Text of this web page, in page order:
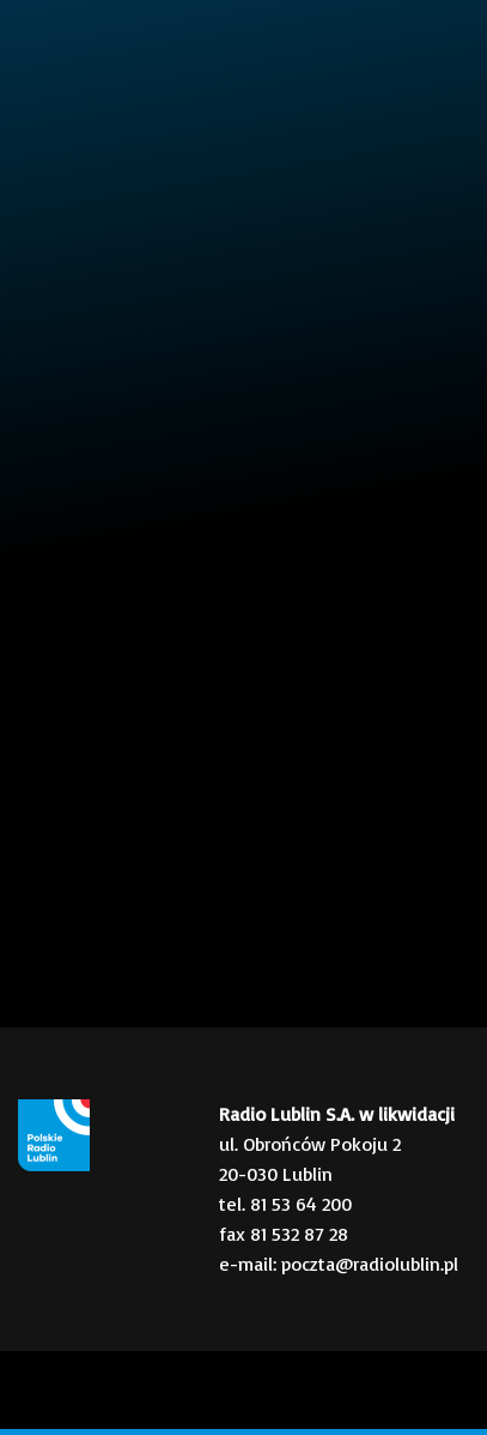
Radio Lublin S.A. w likwidacji
ul. Obrońców Pokoju 2
20-030 Lublin
tel. 81 53 64 200
fax 81 532 87 28
e-mail: poczta@radiolublin.pl